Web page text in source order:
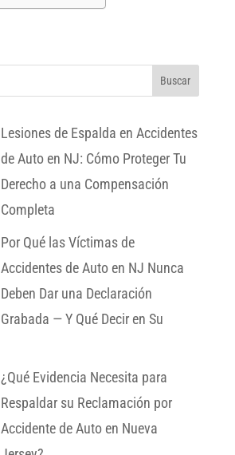
Lesiones de Espalda en Accidentes
de Auto en NJ: Cómo Proteger Tu
Derecho a una Compensación
Completa
Por Qué las Víctimas de
Accidentes de Auto en NJ Nunca
Deben Dar una Declaración
Grabada — Y Qué Decir en Su
¿Qué Evidencia Necesita para
Respaldar su Reclamación por
Accidente de Auto en Nueva